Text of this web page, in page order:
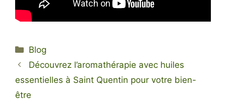
Catégories
Blog
Découvrez l’aromathérapie avec huiles
essentielles à Saint Quentin pour votre bien-
être